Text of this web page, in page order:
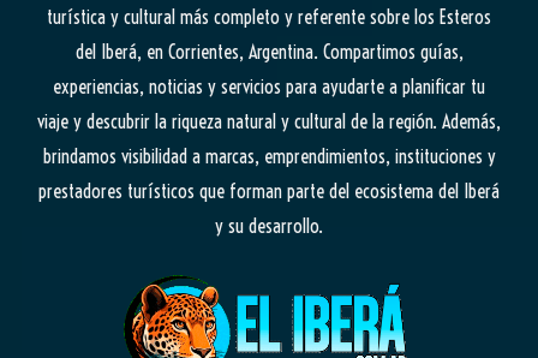
turística y cultural más completo y referente sobre los Esteros
del Iberá, en Corrientes, Argentina. Compartimos guías,
experiencias, noticias y servicios para ayudarte a planificar tu
viaje y descubrir la riqueza natural y cultural de la región. Además,
brindamos visibilidad a marcas, emprendimientos, instituciones y
prestadores turísticos que forman parte del ecosistema del Iberá
y su desarrollo.